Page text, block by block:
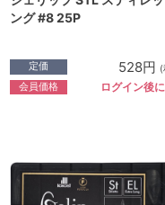
ング #8 25P
定価 528円
会員価格 ログイン後